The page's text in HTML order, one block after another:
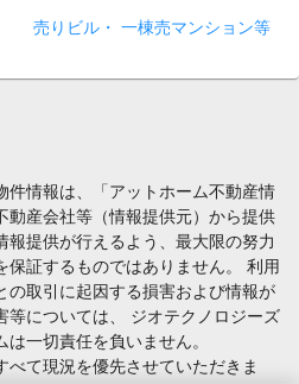
売りビル・ 一棟売マンション等
件情報は、「アットホーム不動産情
動産会社等（情報提供元）から提供
報提供が行えるよう、最大限の努力
保証するものではありません。 利用
の取引に起因する損害および情報が
等については、 ジオテクノロジーズ
一切責任を負いません。
て現況を優先させていただきま